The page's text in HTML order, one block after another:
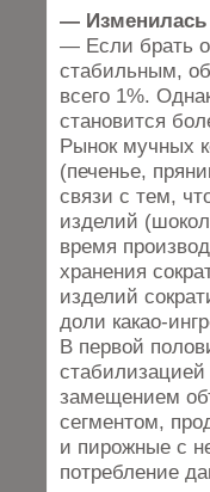
— Изменилась
— Если брать
стабильным,
всего 1%.
становится
Рынок мучных
(печенье,
связи с тем,
изделий
время
хранения
изделий
доли какао-
В первой
замещением
сегментом,
и пирожные с
потребление